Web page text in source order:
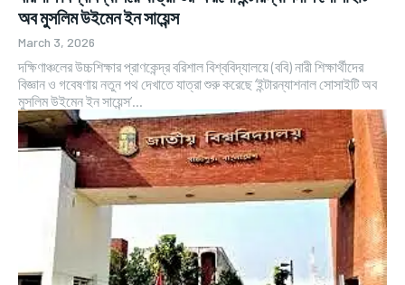
অব মুসলিম উইমেন ইন সায়েন্স
March 3, 2026
দক্ষিণাঞ্চলের উচ্চশিক্ষার প্রাণকেন্দ্র বরিশাল বিশ্ববিদ্যালয়ে (ববি) নারী শিক্ষার্থীদের
বিজ্ঞান ও গবেষণায় নতুন পথ দেখাতে যাত্রা শুরু করেছে ‘ইন্টারন্যাশনাল সোসাইটি অব
মুসলিম উইমেন ইন সায়েন্স’...